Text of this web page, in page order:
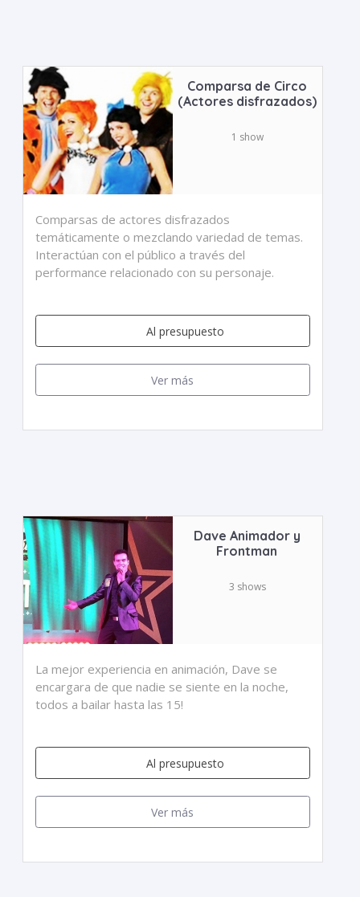
Comparsa de Circo
(Actores disfrazados)
1 show
Comparsas de actores disfrazados
temáticamente o mezclando variedad de temas.
Interactúan con el público a través del
performance relacionado con su personaje.
Al presupuesto
Ver más
Dave Animador y
Frontman
3 shows
La mejor experiencia en animación, Dave se
encargara de que nadie se siente en la noche,
todos a bailar hasta las 15!
Al presupuesto
Ver más